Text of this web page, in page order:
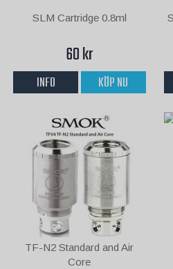
SLM Cartridge 0.8ml
60 kr
INFO KÖP NU
TF-N2 Standard and Air
Core